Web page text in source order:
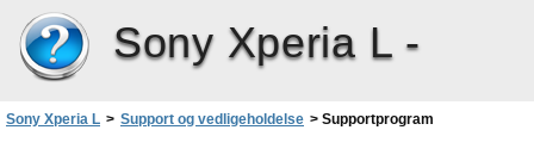
Sony Xperia L -
Sony Xperia L > Support og vedligeholdelse > Supportprogram